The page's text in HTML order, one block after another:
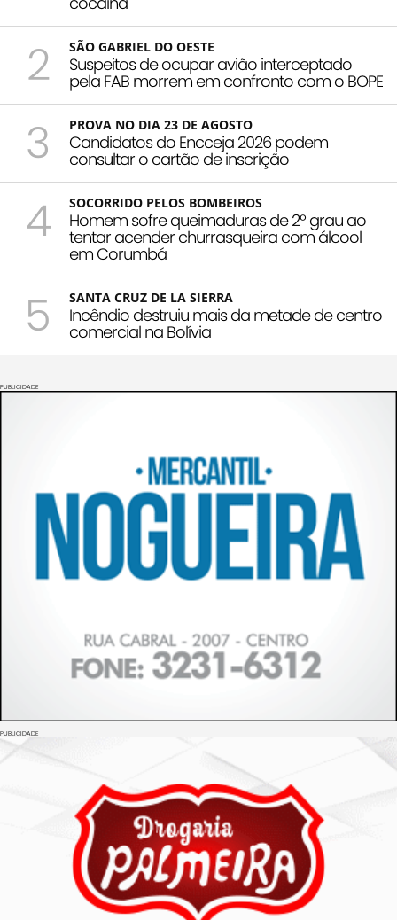
2 SÃO GABRIEL DO OESTE
Suspeitos de ocupar avião interceptado
pela FAB morrem em confronto com o BOPE
3 PROVA NO DIA 23 DE AGOSTO
Candidatos do Encceja 2026 podem
consultar o cartão de inscrição
4 SOCORRIDO PELOS BOMBEIROS
Homem sofre queimaduras de 2º grau ao
tentar acender churrasqueira com álcool
em Corumbá
5 SANTA CRUZ DE LA SIERRA
Incêndio destruiu mais da metade de centro
comercial na Bolívia
PUBLICIDADE
PUBLICIDADE